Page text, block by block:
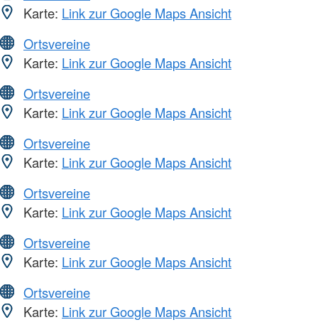
Karte: Link zur Google Maps Ansicht
Ortsvereine
Karte: Link zur Google Maps Ansicht
Ortsvereine
Karte: Link zur Google Maps Ansicht
Ortsvereine
Karte: Link zur Google Maps Ansicht
Ortsvereine
Karte: Link zur Google Maps Ansicht
Ortsvereine
Karte: Link zur Google Maps Ansicht
Ortsvereine
Karte: Link zur Google Maps Ansicht